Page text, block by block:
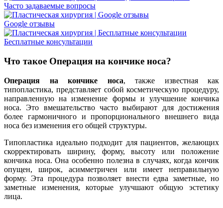
Часто задаваемые вопросы
Google отзывы
Бесплатные консультации
Что такое Операция на кончике носа?
Операция на кончике носа, также известная как
типопластика, представляет собой косметическую процедуру,
направленную на изменение формы и улучшение кончика
носа. Это вмешательство часто выбирают для достижения
более гармоничного и пропорционального внешнего вида
носа без изменения его общей структуры.
Типопластика идеально подходит для пациентов, желающих
скорректировать ширину, форму, высоту или положение
кончика носа. Она особенно полезна в случаях, когда кончик
опущен, широк, асимметричен или имеет неправильную
форму. Эта процедура позволяет внести едва заметные, но
заметные изменения, которые улучшают общую эстетику
лица.